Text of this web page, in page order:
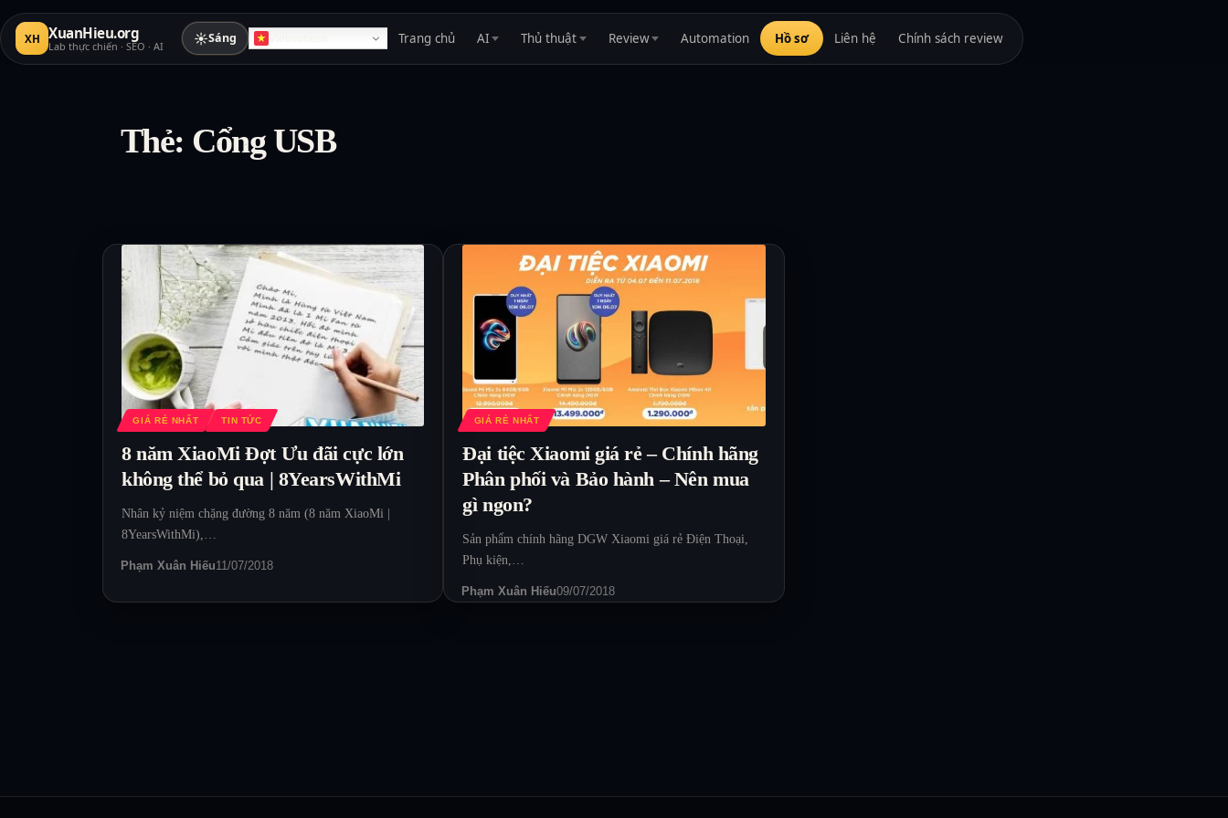
XH XuanHieu.org
Lab thực chiến · SEO · AI ☀Sáng Trang chủ AI Thủ thuật Review Automation Hồ sơ Liên hệ Chính sách review
Thẻ: Cổng USB
GIÁ RẺ NHẤT TIN TỨC
8 năm XiaoMi Đợt Ưu đãi cực lớn
không thể bỏ qua | 8YearsWithMi
Nhân kỷ niệm chặng đường 8 năm (8 năm XiaoMi |
8YearsWithMi),…
Phạm Xuân Hiếu11/07/2018
GIÁ RẺ NHẤT
Đại tiệc Xiaomi giá rẻ – Chính hãng
Phân phối và Bảo hành – Nên mua
gì ngon?
Sản phẩm chính hãng DGW Xiaomi giá rẻ Điện Thoại,
Phụ kiện,…
Phạm Xuân Hiếu09/07/2018